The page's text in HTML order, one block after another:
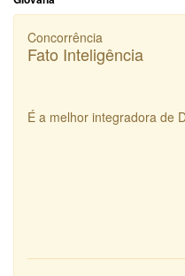
Concorrência
Fato Inteligência
É a melhor integradora de